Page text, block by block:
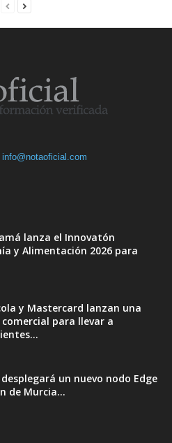
info@notaoficial.com
lanza el Innovatón
y Alimentación 2026 para
y Mastercard lanzan una
para llevar a
un nuevo nodo Edge
de Murcia...